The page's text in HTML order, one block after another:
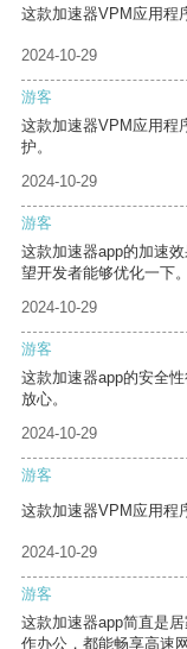
这款加速器VPM应用程
2024-10-29
游客
这款加速器VPM应用程
护。
2024-10-29
游客
这款加速器app的加速
望开发者能够优化一下。
2024-10-29
游客
这款加速器app的安全
放心。
2024-10-29
游客
这款加速器VPM应用程
2024-10-29
游客
这款加速器app简直是
作办公，都能畅享高速